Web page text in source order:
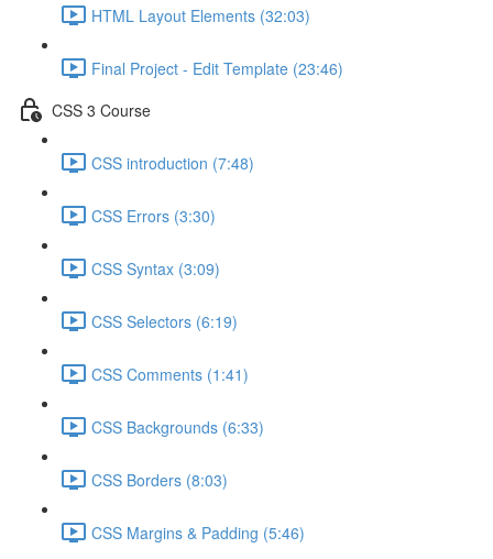
HTML Layout Elements (32:03)
Final Project - Edit Template (23:46)
CSS 3 Course
CSS introduction (7:48)
CSS Errors (3:30)
CSS Syntax (3:09)
CSS Selectors (6:19)
CSS Comments (1:41)
CSS Backgrounds (6:33)
CSS Borders (8:03)
CSS Margins & Padding (5:46)